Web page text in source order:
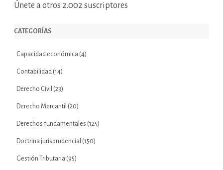
Únete a otros 2.002 suscriptores
CATEGORÍAS
Capacidad económica (4)
Contabilidad (14)
Derecho Civil (23)
Derecho Mercantil (20)
Derechos fundamentales (125)
Doctrina jurisprudencial (150)
Gestión Tributaria (95)